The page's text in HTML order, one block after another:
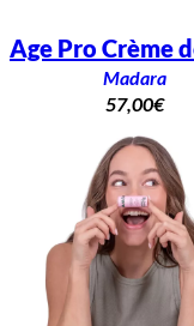
Age Pro Crème
Madara
57,00€